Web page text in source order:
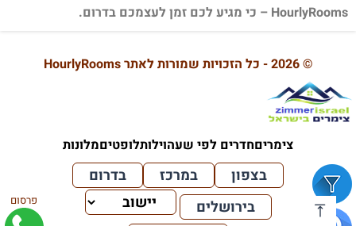
HourlyRooms – כי מגיע לכם זמן לעצמכם בדרום.
© 2026 - כל הזכויות שמורות לאתר HourlyRooms
צימריםחדרים לפי שעהוילותלופטיםמלונות
פרסום
בצפון במרכז
בדרום
בירושלים